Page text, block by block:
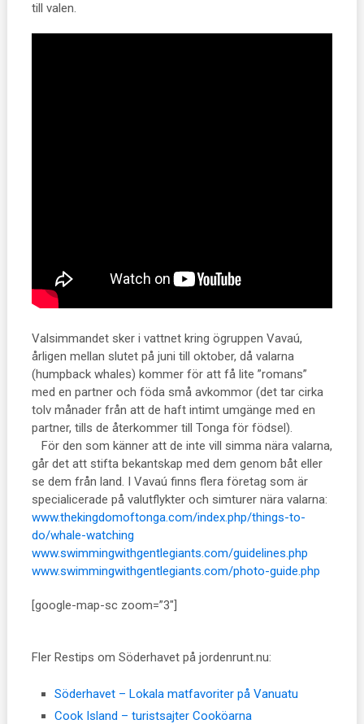
till valen.
Valsimmandet sker i vattnet kring ögruppen Vavaú,
årligen mellan slutet på juni till oktober, då valarna
(humpback whales) kommer för att få lite ”romans”
med en partner och föda små avkommor (det tar cirka
tolv månader från att de haft intimt umgänge med en
partner, tills de återkommer till Tonga för födsel).
För den som känner att de inte vill simma nära valarna,
går det att stifta bekantskap med dem genom båt eller
se dem från land. I Vavaú finns flera företag som är
specialicerade på valutflykter och simturer nära valarna:
www.thekingdomoftonga.com/index.php/things-to-
do/whale-watching
www.swimmingwithgentlegiants.com/guidelines.php
www.swimmingwithgentlegiants.com/photo-guide.php
[google-map-sc zoom=”3″]
Fler Restips om Söderhavet på jordenrunt.nu:
Söderhavet – Lokala matfavoriter på Vanuatu
Cook Island – turistsajter Cooköarna